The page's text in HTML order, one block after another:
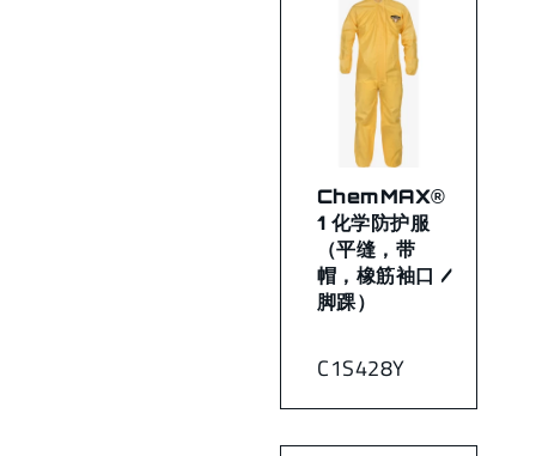
C1S428Y
ChemMAX®
1 化学防护服
（平缝，带
帽，橡筋袖口 /
脚踝）